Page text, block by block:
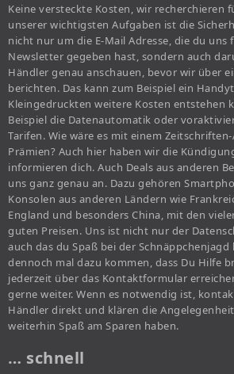
Keine versteckte Kosten, wir recherchieren
unserer wichtigsten Aufgaben ist die
nicht nur um die E-Mail Adresse, die du uns
Newsletter gegeben hast, sondern auch
Händler genau anschauen, bevor wir über
berichten. Das kann zum Beispiel ein
Kleingedruckten weitere Kosten entstehen
Beispiel die Datenautomatik oder
Tarifen. Wie wäre es mit einem
Prämien? Auch hier haben wir die
informieren dich. Auch Deals aus anderen
uns ganz genau an. Dazu gehören
Konsolen aus anderen Ländern wie
England und besonders China, mit den
guten Preisen. Uns ist nicht nur der
auch das du Spaß bei der Schnäppchenjagd
dennoch mal dazu kommen, dass Du Hilfe
jederzeit über das Kontaktformular
gerne weiter. Wenn es notwendig ist,
Händler direkt und klären die
weiterhin Spaß am Sparen haben.
… schnell